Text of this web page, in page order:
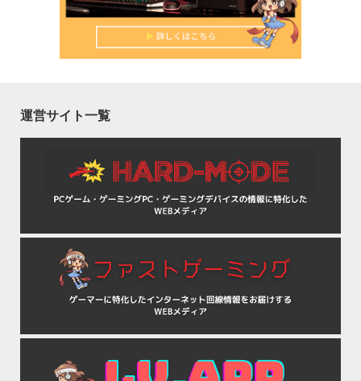
運営サイト一覧